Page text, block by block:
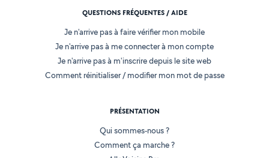
QUESTIONS FRÉQUENTES / AIDE
Je n'arrive pas à faire vérifier mon mobile
Je n'arrive pas à me connecter à mon compte
Je n'arrive pas à m'inscrire depuis le site web
Comment réinitialiser / modifier mon mot de passe
PRÉSENTATION
Qui sommes-nous ?
Comment ça marche ?